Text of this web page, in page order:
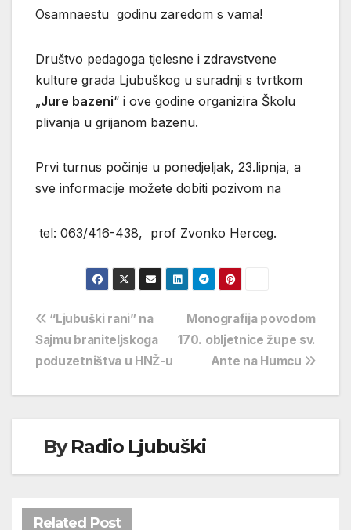
Osamnaestu godinu zaredom s vama!
Društvo pedagoga tjelesne i zdravstvene
kulture grada Ljubuškog u suradnji s tvrtkom
„Jure bazeni“ i ove godine organizira Školu
plivanja u grijanom bazenu.
Prvi turnus počinje u ponedjeljak, 23.lipnja, a
sve informacije možete dobiti pozivom na
tel: 063/416-438, prof Zvonko Herceg.
Navigacija
objava
Monografija povodom
170. obljetnice župe sv.
Ante na Humcu
“Ljubuški rani” na
Sajmu braniteljskoga
poduzetništva u HNŽ-u
ByRadio Ljubuški
Related Post